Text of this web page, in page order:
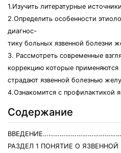
1.Изучить литературные
2.Определить особенности
диагнос-
тику больных язвенной болезни
3. Рассмотреть современные
коррекцию которые
страдают язвенной болезнью
4.Ознакомится с профилактикой
Содержание
РАЗДЕЛ 1 ПОНЯТИЕ О ЯЗВЕННОЙ